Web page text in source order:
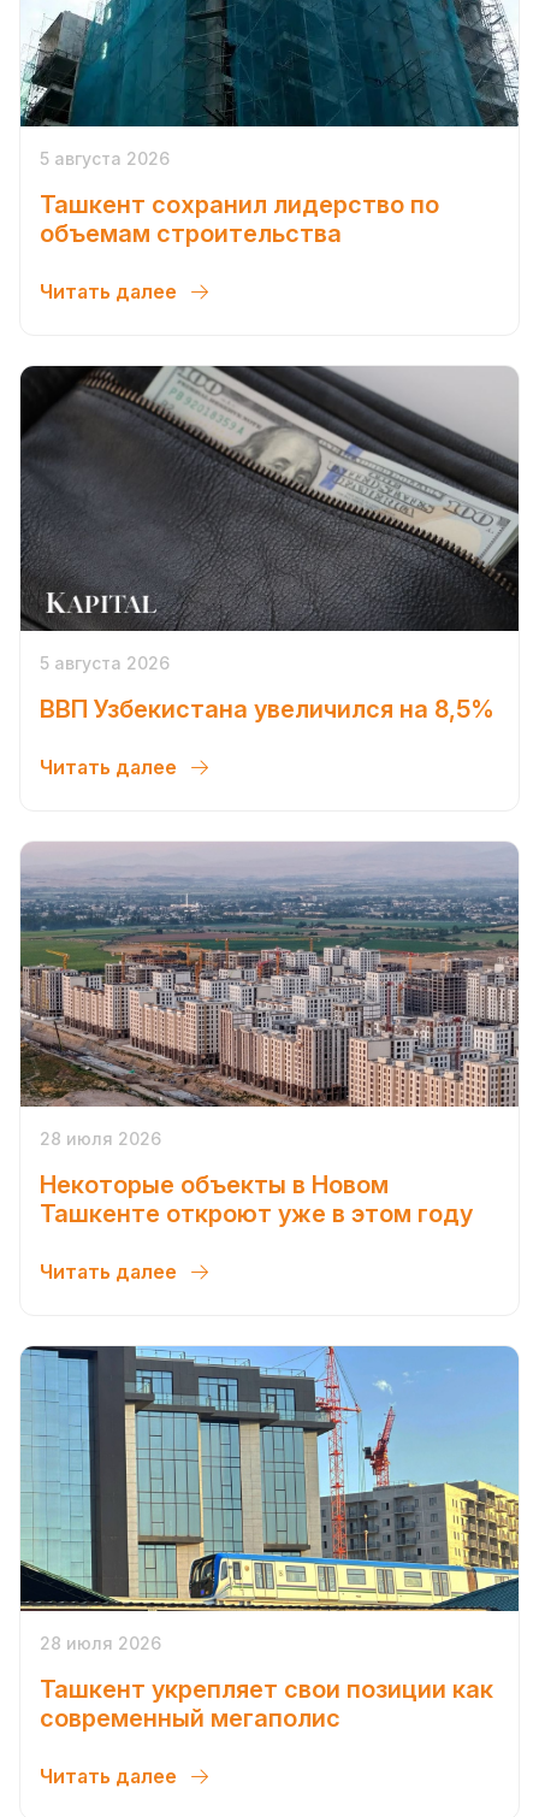
5 августа 2026
Ташкент сохранил лидерство по
объемам строительства
Читать далее
5 августа 2026
ВВП Узбекистана увеличился на 8,5%
Читать далее
28 июля 2026
Некоторые объекты в Новом
Ташкенте откроют уже в этом году
Читать далее
28 июля 2026
Ташкент укрепляет свои позиции как
современный мегаполис
Читать далее